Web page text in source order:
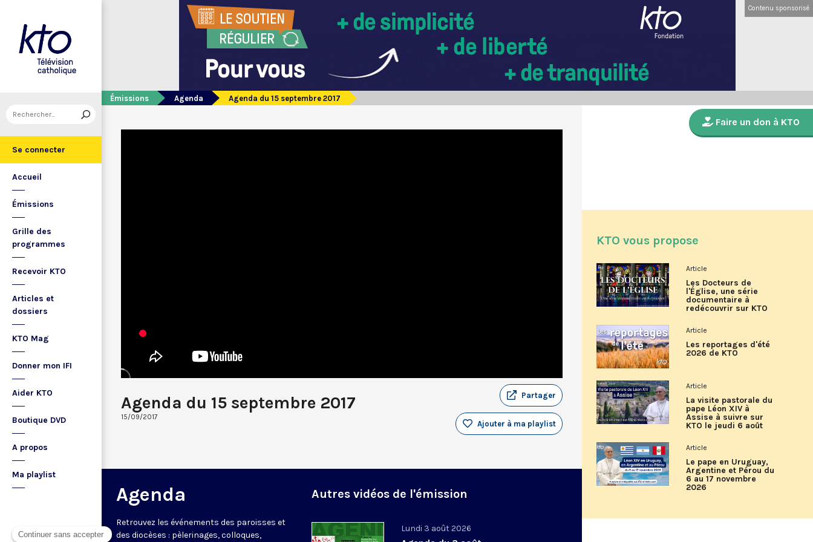
Se connecter
Accueil
Émissions
Grille des
programmes
Recevoir KTO
Articles et
dossiers
KTO Mag
Donner mon IFI
Aider KTO
Boutique DVD
A propos
Ma playlist
Contenu sponsorisé
Émissions Agenda Agenda du 15 septembre 2017
Agenda du 15 septembre 2017
15/09/2017
Partager
Ajouter à ma playlist
Agenda
Retrouvez les événements des paroisses et
des diocèses : pèlerinages, colloques,
Autres vidéos de l'émission
Lundi 3 août 2026
Faire un don à KTO
KTO vous propose
Article
Les Docteurs de
l'Église, une série
documentaire à
redécouvrir sur KTO
Article
Les reportages d'été
2026 de KTO
Article
La visite pastorale du
pape Léon XIV à
Assise à suivre sur
KTO le jeudi 6 août
Article
Le pape en Uruguay,
Argentine et Pérou du
6 au 17 novembre
2026